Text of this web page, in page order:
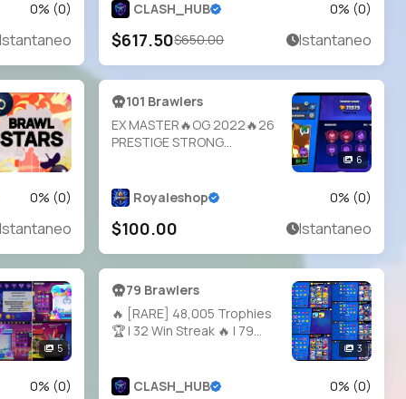
0% (0)
Istantaneo
PINS, NEAR MAX TH 14, VB42
CLASH_HUB 0% (0)
$617.50$650.00 Istantaneo
0% (0)
Istantaneo
101 Brawlers
EX MASTER🔥OG 2022🔥26
PRESTIGE STRONG
HYPERCHARGER 🎉TOTAL
SKIN 282🎉
6
Royaleshop 0% (0)
$100.00 Istantaneo
5
0% (0)
79 Brawlers
🔥 [RARE] 48,005 Trophies
🏆 | 32 Win Streak 🔥 | 79
Skins 🎭 | Instant Delivery 🚀
3
CLASH_HUB 0% (0)